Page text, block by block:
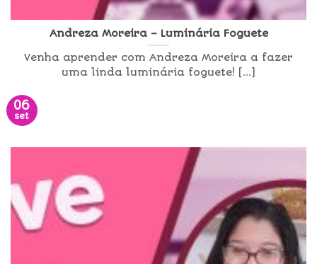
Andreza Moreira – Luminária Foguete
Venha aprender com Andreza Moreira a fazer
uma linda luminária foguete! [...]
06
set